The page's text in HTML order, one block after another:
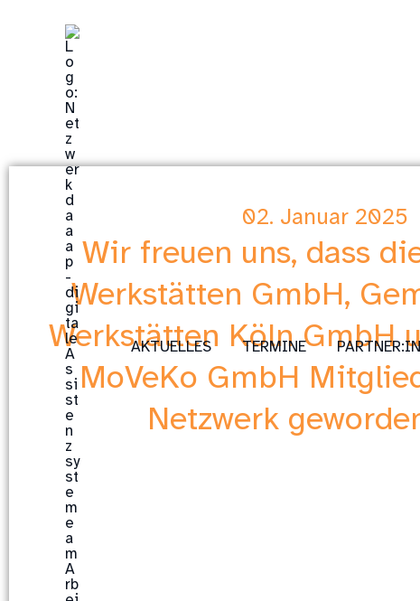
AKTUELLES TERMINE
02. Januar 2025
Wir freuen uns, dass
Werkstätten GmbH,
Werkstätten Köln GmbH
MoVeKo GmbH
Netzwerk